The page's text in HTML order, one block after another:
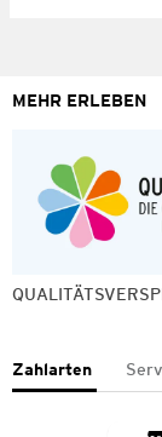
MEHR ERLEBEN
Zahlarten